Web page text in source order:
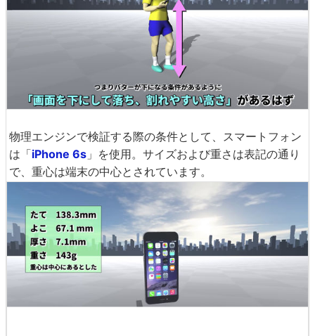
物理エンジンで検証する際の条件として、スマートフォン
は「iPhone 6s 」を使用。サイズおよび重さは表記の通り
で、重心は端末の中心とされています。